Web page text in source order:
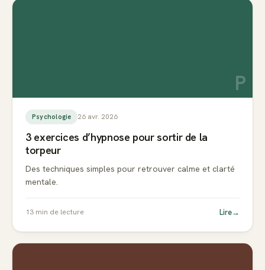
P
Psychologie 26 avr. 2026
3 exercices d’hypnose pour sortir de la
torpeur
Des techniques simples pour retrouver calme et clarté
mentale.
13 min de lecture Lire→